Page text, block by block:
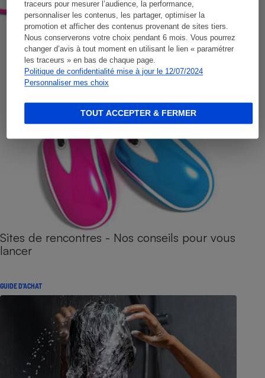
traceurs pour mesurer l’audience, la performance,
personnaliser les contenus, les partager, optimiser la
promotion et afficher des contenus provenant de sites tiers.
Nous conserverons votre choix pendant 6 mois. Vous pourrez
changer d’avis à tout moment en utilisant le lien « paramétrer
les traceurs » en bas de chaque page.
Politique de confidentialité mise à jour le 12/07/2024
Personnaliser mes choix
TOUT ACCEPTER & FERMER
Sites de rencontres - Nos conseils pour vous
lancer
GUIDE D'ACHAT